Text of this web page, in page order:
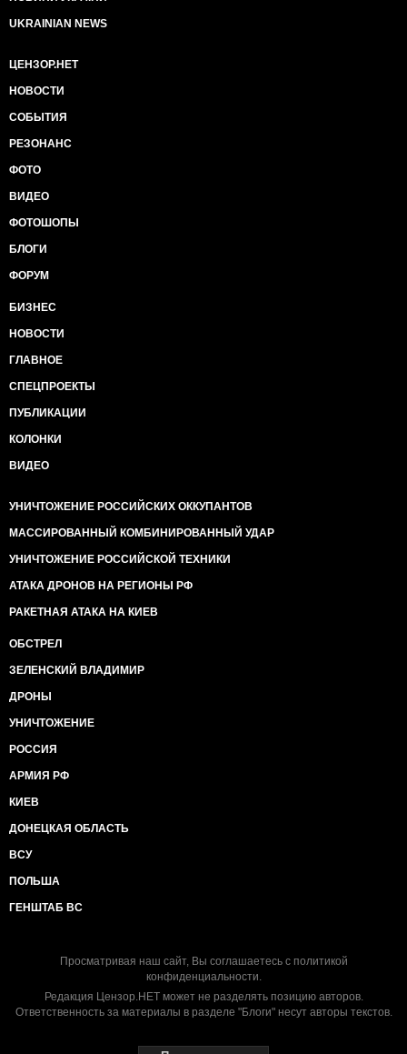
UKRAINIAN NEWS
ЦЕНЗОР.НЕТ
НОВОСТИ
СОБЫТИЯ
РЕЗОНАНС
ФОТО
ВИДЕО
ФОТОШОПЫ
БЛОГИ
ФОРУМ
БИЗНЕС
НОВОСТИ
ГЛАВНОЕ
СПЕЦПРОЕКТЫ
ПУБЛИКАЦИИ
КОЛОНКИ
ВИДЕО
УНИЧТОЖЕНИЕ РОССИЙСКИХ ОККУПАНТОВ
МАССИРОВАННЫЙ КОМБИНИРОВАННЫЙ УДАР
УНИЧТОЖЕНИЕ РОССИЙСКОЙ ТЕХНИКИ
АТАКА ДРОНОВ НА РЕГИОНЫ РФ
РАКЕТНАЯ АТАКА НА КИЕВ
ОБСТРЕЛ
ЗЕЛЕНСКИЙ ВЛАДИМИР
ДРОНЫ
УНИЧТОЖЕНИЕ
РОССИЯ
АРМИЯ РФ
КИЕВ
ДОНЕЦКАЯ ОБЛАСТЬ
ВСУ
ПОЛЬША
ГЕНШТАБ ВС
Просматривая наш сайт, Вы соглашаетесь с политикой
конфиденциальности.
Редакция Цензор.НЕТ может не разделять позицию авторов.
Ответственность за материалы в разделе "Блоги" несут авторы текстов.